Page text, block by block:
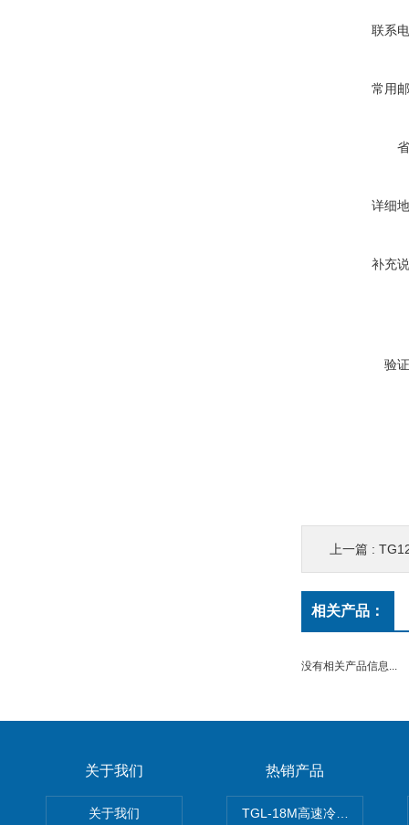
联系
常用
详细
补充
验
上一篇 :
相关产品：
没有相关产品信息...
关于我们
关于我们
热销产品
TGL-18M高速冷冻离心机厂